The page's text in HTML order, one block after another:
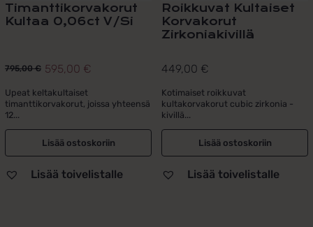
Timanttikorvakorut
Kultaa 0,06ct V/Si
795,00€
Alkuperäinen
hinta
oli:
795,00 €.
595,00 €
Nykyinen
hinta
on:
595,00 €.
Upeat keltakultaiset
timanttikorvakorut, joissa yhteensä
12...
Lisää ostoskoriin
Lisää toivelistalle
Roikkuvat Kultaiset
Korvakorut
Zirkoniakivillä
449,00 €
Kotimaiset roikkuvat
kultakorvakorut cubic zirkonia -
kivillä...
Lisää ostoskoriin
Lisää toivelistalle